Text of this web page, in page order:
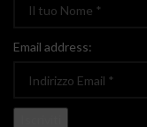
Email address: